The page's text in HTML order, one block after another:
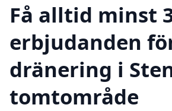
Få alltid minst
erbjudanden
dränering i
tomtområde